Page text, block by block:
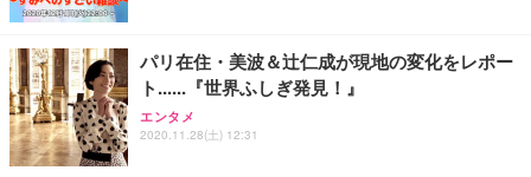
パリ在住・美波＆辻仁成が現地の変化をレポー
ト......『世界ふしぎ発見！』
エンタメ
2020.11.28(土) 12:31